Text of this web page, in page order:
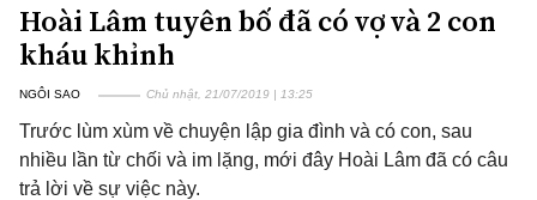
Hoài Lâm tuyên bố đã có vợ và 2 con
kháu khỉnh
NGÔI SAO Chủ nhật, 21/07/2019 | 13:25
Trước lùm xùm về chuyện lập gia đình và có con, sau
nhiều lần từ chối và im lặng, mới đây Hoài Lâm đã có câu
trả lời về sự việc này.